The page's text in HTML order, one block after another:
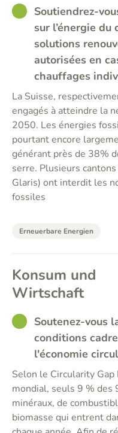
GOODSoutiendrez-
sur l’énergie
solutions
autorisées en
chauffages
La Suisse,
engagés à atteindre la
2050. Les énergies
pourtant encore
générant près de 38%
serre. Plusieurs
Glaris) ont interdit les
fossiles
Erneuerbare Energien
Konsum und
Wirtschaft
GOODSoutenez-vous
conditions
l'économie
Selon le Circularity
mondial, seuls 9 %
minéraux, de
biomasse qui entrent